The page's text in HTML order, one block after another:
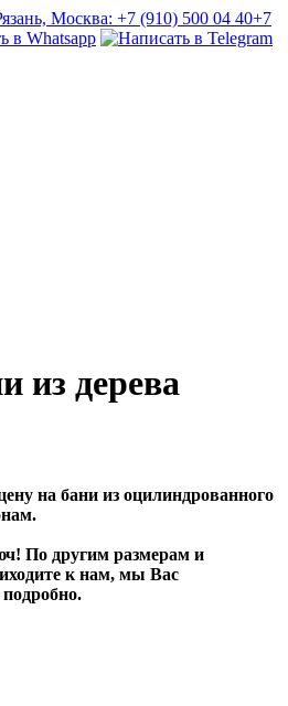
Москва: +7 (910) 500 04 40+7
из дерева
на бани из оцилиндрованного
По другим размерам и
к нам, мы Вас